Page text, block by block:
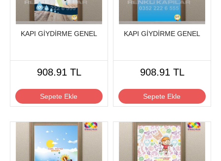
KAPI GİYDİRME GENEL
908.91 TL
Sepete Ekle
KAPI GİYDİRME GENEL
908.91 TL
Sepete Ekle